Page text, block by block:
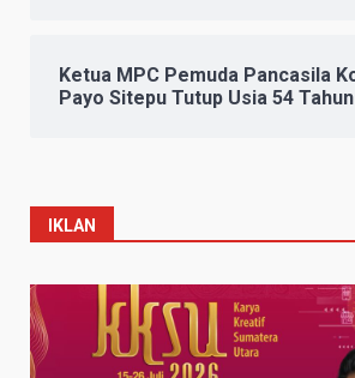
Ketua MPC Pemuda Pancasila
Payo Sitepu Tutup Usia 54 Tahun
IKLAN